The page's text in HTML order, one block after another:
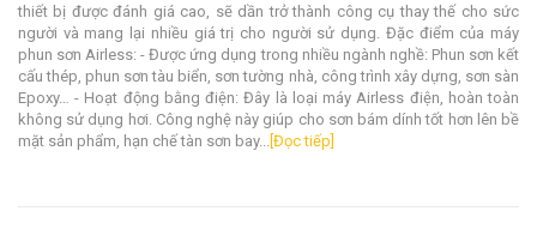
thiết bị được đánh giá cao, sẽ dần trở thành công cụ thay thế cho sức
người và mang lại nhiều giá trị cho người sử dụng. Đặc điểm của máy
phun sơn Airless: - Được ứng dụng trong nhiều ngành nghề: Phun sơn kết
cấu thép, phun sơn tàu biển, sơn tường nhà, công trình xây dựng, sơn sàn
Epoxy… - Hoạt động bằng điện: Đây là loại máy Airless điện, hoàn toàn
không sử dụng hơi. Công nghệ này giúp cho sơn bám dính tốt hơn lên bề
mặt sản phẩm, hạn chế tàn sơn bay...
[Đọc tiếp]